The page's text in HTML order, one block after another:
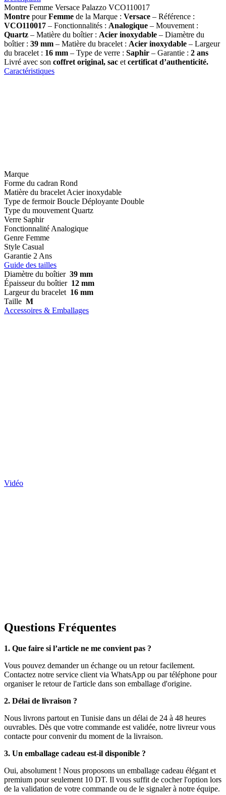
Montre Femme Versace Palazzo VCO110017
Montre pourFemme de la Marque : Versace – Référence :
VCO110017 – Fonctionnalités : Analogique – Mouvement :
Quartz – Matière du boîtier : Acier inoxydable – Diamètre du
boîtier : 39 mm – Matière du bracelet : Acier inoxydable – Largeur
du bracelet : 16 mm – Type de verre : Saphir – Garantie : 2 ans
Livré avec son coffret original, sac et certificat d’authenticité.
Caractéristiques
Marque
Forme du cadran Rond
Matière du bracelet Acier inoxydable
Type de fermoir Boucle Déployante Double
Type du mouvement Quartz
Verre Saphir
Fonctionnalité Analogique
Genre Femme
Style Casual
Garantie 2 Ans
Guide des tailles
Diamètre du boîtier 39 mm
Épaisseur du boîtier 12 mm
Largeur du bracelet 16 mm
Taille M
Accessoires & Emballages
Vidéo
Questions Fréquentes
1. Que faire si l’article ne me convient pas ?
Vous pouvez demander un échange ou un retour facilement.
Contactez notre service client via WhatsApp ou par téléphone pour
organiser le retour de l'article dans son emballage d'origine.
2. Délai de livraison ?
Nous livrons partout en Tunisie dans un délai de 24 à 48 heures
ouvrables. Dès que votre commande est validée, notre livreur vous
contacte pour convenir du moment de la livraison.
3. Un emballage cadeau est-il disponible ?
Oui, absolument ! Nous proposons un emballage cadeau élégant et
premium pour seulement 10 DT. Il vous suffit de cocher l'option lors
de la validation de votre commande ou de le signaler à notre équipe.